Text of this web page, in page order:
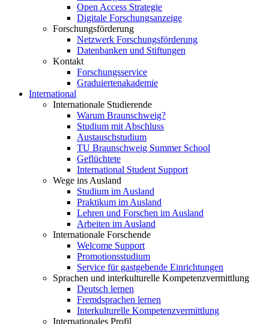
Open Access Strategie
Digitale Forschungsanzeige
Forschungsförderung
Netzwerk Forschungsförderung
Datenbanken und Stiftungen
Kontakt
Forschungsservice
Graduiertenakademie
International
Internationale Studierende
Warum Braunschweig?
Studium mit Abschluss
Austauschstudium
TU Braunschweig Summer School
Geflüchtete
International Student Support
Wege ins Ausland
Studium im Ausland
Praktikum im Ausland
Lehren und Forschen im Ausland
Arbeiten im Ausland
Internationale Forschende
Welcome Support
Promotionsstudium
Service für gastgebende Einrichtungen
Sprachen und interkulturelle Kompetenzvermittlung
Deutsch lernen
Fremdsprachen lernen
Interkulturelle Kompetenzvermittlung
Internationales Profil